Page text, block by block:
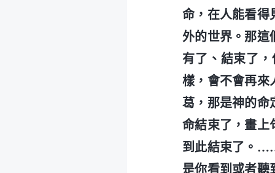
命，在人能看得
外的世界。那這
有了、結束了
樣，會不會再來
葛，那是神的命
命結束了，畫上
到此結束了。
是你看到或者聽